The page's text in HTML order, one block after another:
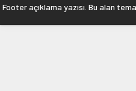
Footer açıklama yazısı. Bu alan